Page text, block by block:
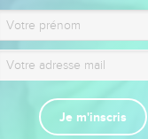
Je m'inscris